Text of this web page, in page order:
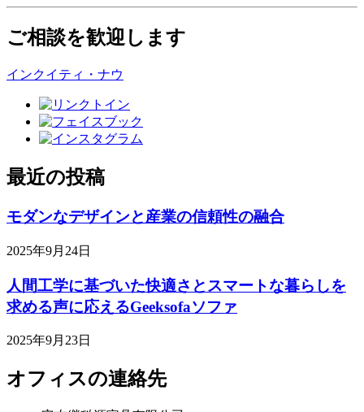
ご相談を歓迎します
インクイティ・ナウ
最近の投稿
モダンなデザインと産業の信頼性の融合
2025年9月24日
人間工学に基づいた快適さとスマートな暮らしを
求める声に応えるGeeksofaソファ
2025年9月23日
オフィスの連絡先